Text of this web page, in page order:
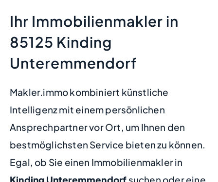
Ihr Immobilienmakler in
85125 Kinding
Unteremmendorf
Makler.immo kombiniert künstliche
Intelligenz mit einem persönlichen
Ansprechpartner vor Ort, um Ihnen den
bestmöglichsten Service bieten zu können.
Egal, ob Sie einen Immobilienmakler in
Kinding Unteremmendorf suchen oder eine